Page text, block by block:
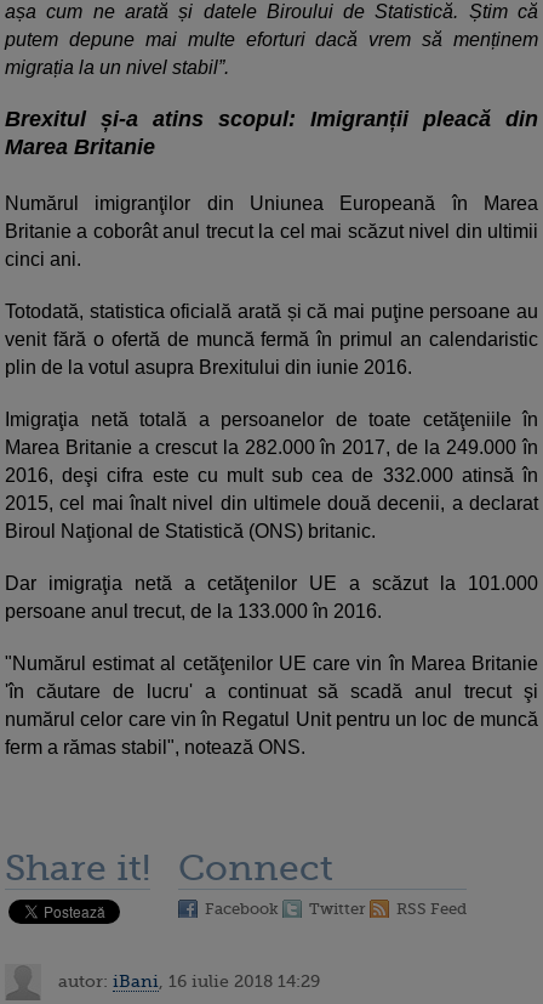
așa cum ne arată și datele Biroului de Statistică. Știm că
putem depune mai multe eforturi dacă vrem să menținem
migrația la un nivel stabil”.
Brexitul și-a atins scopul: Imigranții pleacă din
Marea Britanie
Numărul imigranţilor din Uniunea Europeană în Marea
Britanie a coborât anul trecut la cel mai scăzut nivel din ultimii
cinci ani.
Totodată, statistica oficială arată și că mai puţine persoane au
venit fără o ofertă de muncă fermă în primul an calendaristic
plin de la votul asupra Brexitului din iunie 2016.
Imigraţia netă totală a persoanelor de toate cetăţeniile în
Marea Britanie a crescut la 282.000 în 2017, de la 249.000 în
2016, deşi cifra este cu mult sub cea de 332.000 atinsă în
2015, cel mai înalt nivel din ultimele două decenii, a declarat
Biroul Naţional de Statistică (ONS) britanic.
Dar imigraţia netă a cetăţenilor UE a scăzut la 101.000
persoane anul trecut, de la 133.000 în 2016.
"Numărul estimat al cetăţenilor UE care vin în Marea Britanie
'în căutare de lucru' a continuat să scadă anul trecut şi
numărul celor care vin în Regatul Unit pentru un loc de muncă
ferm a rămas stabil", notează ONS.
Share it! Connect
Facebook Twitter RSS Feed
autor: iBani , 16 iulie 2018 14:29